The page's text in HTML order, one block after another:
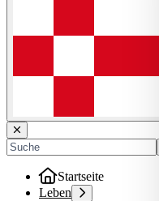
Startseite
Leben